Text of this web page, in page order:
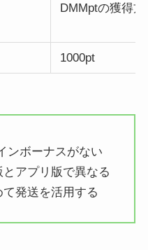
DMMptの獲得
1000pt
ンボーナスがない
アプリ版で異なる
発送を活用する